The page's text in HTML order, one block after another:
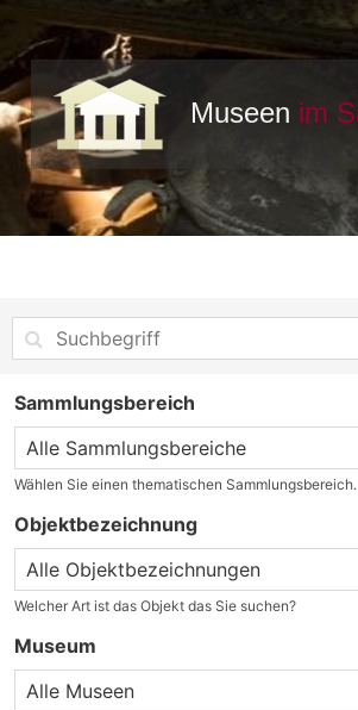
Sammlungsbereich
Wählen Sie einen thematischen Sammlungsbereich.
Objektbezeichnung
Welcher Art ist das Objekt das Sie suchen?
Museum